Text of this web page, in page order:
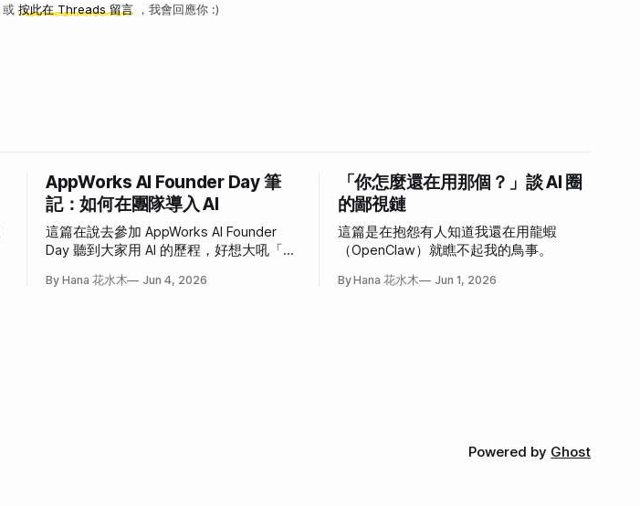
或 按此在 Threads 留言 ，我會回應你 :)
AppWorks AI Founder Day 筆
記：如何在團隊導入 AI
這篇在說去參加 AppWorks AI Founder
Day 聽到大家用 AI 的歷程，好想大吼「我
By Hana 花水木 Jun 4, 2026
「你怎麼還在用那個？」談 AI 圈
的鄙視鏈
這篇是在抱怨有人知道我還在用龍蝦
（OpenClaw）就瞧不起我的鳥事。
By Hana 花水木 Jun 1, 2026
Powered by Ghost